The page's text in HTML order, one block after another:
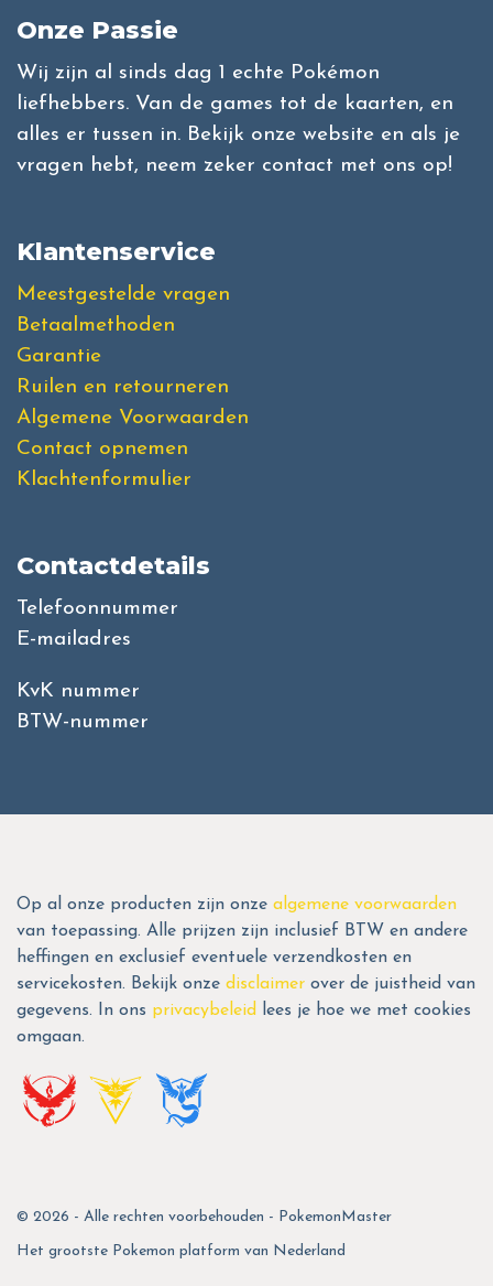
Onze Passie
Wij zijn al sinds dag 1 echte Pokémon
liefhebbers. Van de games tot de kaarten, en
alles er tussen in. Bekijk onze website en als je
vragen hebt, neem zeker contact met ons op!
Klantenservice
Meestgestelde vragen
Betaalmethoden
Garantie
Ruilen en retourneren
Algemene Voorwaarden
Contact opnemen
Klachtenformulier
Contactdetails
Telefoonnummer
E-mailadres
KvK nummer
BTW-nummer
Op al onze producten zijn onze algemene voorwaarden
van toepassing. Alle prijzen zijn inclusief BTW en andere
heffingen en exclusief eventuele verzendkosten en
servicekosten. Bekijk onze disclaimer over de juistheid van
gegevens. In ons privacybeleid
lees je hoe we met cookies
omgaan.
© 2026 - Alle rechten voorbehouden - PokemonMaster
Het grootste Pokemon platform van Nederland